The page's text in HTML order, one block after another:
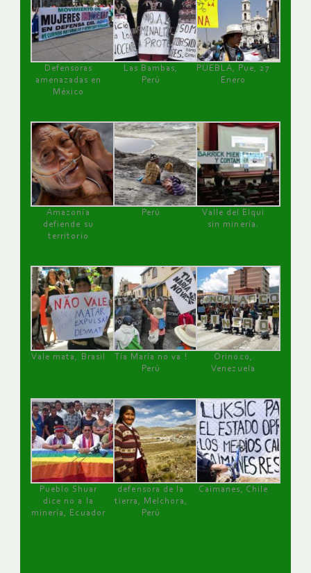
Defensoras
amenazadas en
México
Las Bambas,
Perú
PUEBLA, Pue, 27
Enero
Amazonía
defiende su
territorio
Perú
Valle del Elqui
sin minería.
Vale mata, Brasil
Tía María no va !
Perú
Orinoco,
Venezuela
Pueblo Shuar
dice no a la
minería, Ecuador
defensora de la
tierra, Melchora,
Perú
Caimanes, Chile